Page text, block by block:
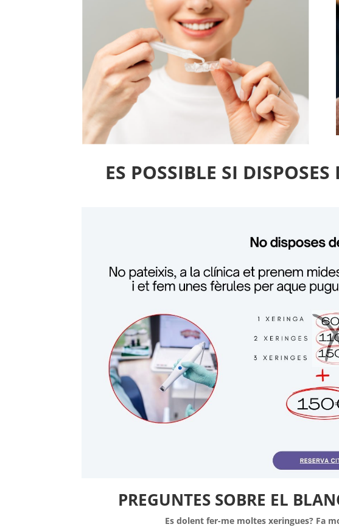
ES POSSIBLE SI DISPOSES
PREGUNTES SOBRE EL
Es dolent fer-me moltes xeringues? Fa